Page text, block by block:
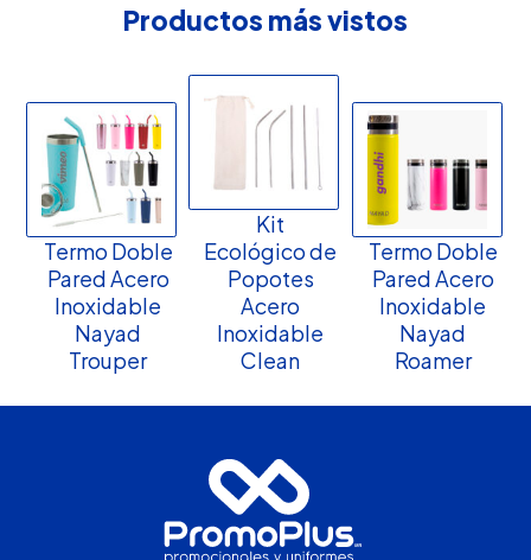
Productos más vistos
Termo Doble
Pared Acero
Inoxidable
Nayad
Trouper
Kit
Ecológico de
Popotes
Acero
Inoxidable
Clean
Termo Doble
Pared Acero
Inoxidable
Nayad
Roamer